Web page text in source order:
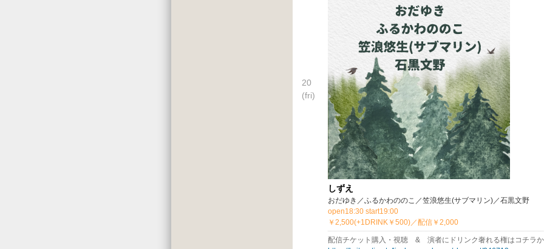
20
(fri)
しずえ
おだゆき／ふるかわののこ／笠浪悠生(サブマリン)／石黒文野
open18:30 start19:00
￥2,500(+1DRINK￥500)／配信￥2,000
配信チケット購入・視聴 & 演者にドリンク奢れる権はコチラ